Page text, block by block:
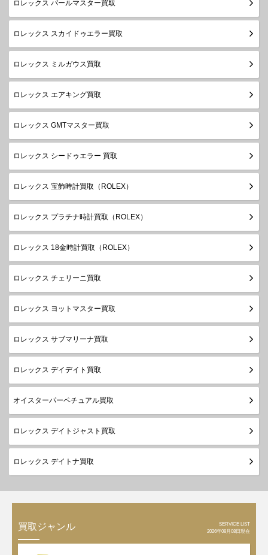
ロレックス パールマスター買取
ロレックス スカイドゥエラー買取
ロレックス ミルガウス買取
ロレックス エアキング買取
ロレックス GMTマスター買取
ロレックス シードゥエラー 買取
ロレックス 宝飾時計買取（ROLEX）
ロレックス プラチナ時計買取（ROLEX）
ロレックス 18金時計買取（ROLEX）
ロレックス チェリーニ買取
ロレックス ヨットマスター買取
ロレックス サブマリーナ買取
ロレックス デイデイト買取
オイスターパーペチュアル買取
ロレックス デイトジャスト買取
ロレックス デイトナ買取
買取ジャンル
SERVICE LIST
2026年08月08日現在